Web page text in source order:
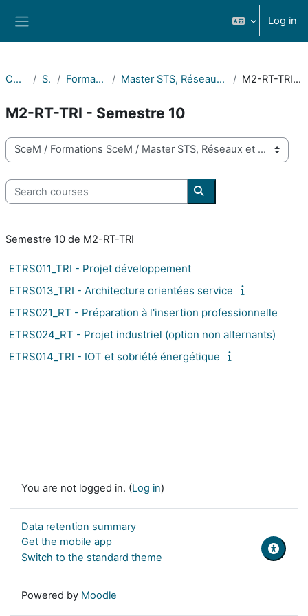
Log in
Courses SceM Formations SceM Master STS, Réseaux et télécommunication M2-RT-TRI - Semestre 10
M2-RT-TRI - Semestre 10
Course categories
Search courses
Search courses
Semestre 10 de M2-RT-TRI
ETRS011_TRI - Projet développement
ETRS013_TRI - Architecture orientées service
ETRS021_RT - Préparation à l'insertion professionnelle
ETRS024_RT - Projet industriel (option non alternants)
ETRS014_TRI - IOT et sobriété énergétique
You are not logged in. (Log in)
Data retention summary
Get the mobile app
Switch to the standard theme
Powered by Moodle